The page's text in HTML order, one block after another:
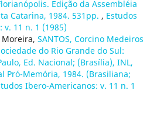
Edição da Assembléia
Catarina, 1984. 531pp. , Estudos
11 n. 1 (1985)
Moreira, SANTOS, Corcino Medeiros
do Rio Grande do Sul:
Ed. Nacional; (Brasília), INL,
Pró-Memória, 1984. (Brasiliana;
Ibero-Americanos: v. 11 n. 1